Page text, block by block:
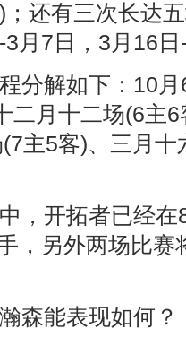
还有三次长达
3月7日，3月16
分解如下：10
二月十二场(6主
主5客)、三月
，开拓者已经
，另外两场比赛
森能表现如何？